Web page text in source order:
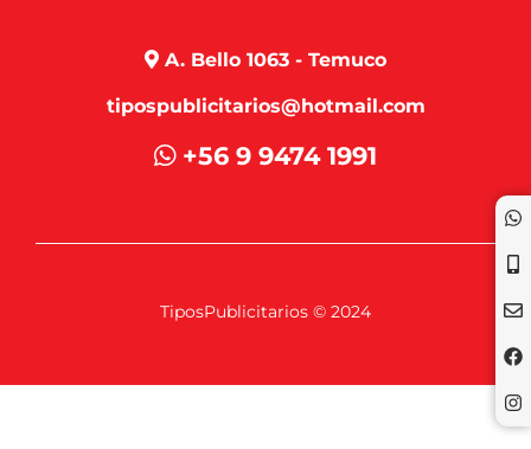
A. Bello 1063 - Temuco
tipospublicitarios@hotmail.com
+56 9 9474 1991
TiposPublicitarios © 2024